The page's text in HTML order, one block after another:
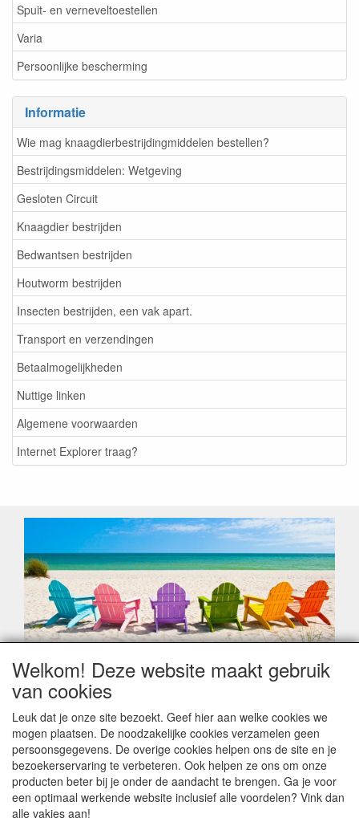
Spuit- en verneveltoestellen
Varia
Persoonlijke bescherming
Informatie
Wie mag knaagdierbestrijdingmiddelen bestellen?
Bestrijdingsmiddelen: Wetgeving
Gesloten Circuit
Knaagdier bestrijden
Bedwantsen bestrijden
Houtworm bestrijden
Insecten bestrijden, een vak apart.
Transport en verzendingen
Betaalmogelijkheden
Nuttige linken
Algemene voorwaarden
Internet Explorer traag?
Geachte klant,
Zoals elk jaar zorgt de verlofperiode, naast een hoop
leveringsproblemen.
Sommige fabrikanten sluiten of werken met een
vakantiebezetting.
Bestellingen die vanaf +/- 15 juli geplaatst worden kunnen
hierdoor vertraging oplopen. Wanneer die voorradig is en alle
betalingsmodaliteiten zijn vervuld dan de bestelling verstuurd
Welkom! Deze website maakt gebruik
van cookies
Leuk dat je onze site bezoekt. Geef hier aan welke cookies we
mogen plaatsen. De noodzakelijke cookies verzamelen geen
persoonsgegevens. De overige cookies helpen ons de site en je
bezoekerservaring te verbeteren. Ook helpen ze ons om onze
producten beter bij je onder de aandacht te brengen. Ga je voor
een optimaal werkende website inclusief alle voordelen? Vink dan
alle vakjes aan!